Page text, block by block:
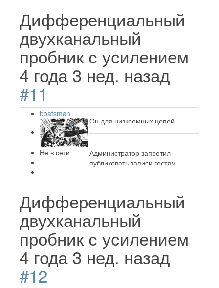
Дифференциальный
двухканальный
пробник с усилением
4 года 3 нед. назад
#11
boatsman
Не в сети
Он для низкоомных цепей.
Администратор запретил
публиковать записи гостям.
Дифференциальный
двухканальный
пробник с усилением
4 года 3 нед. назад
#12